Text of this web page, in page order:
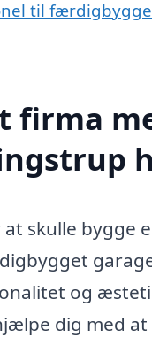
til
firma
skulle bygge
og
dig med